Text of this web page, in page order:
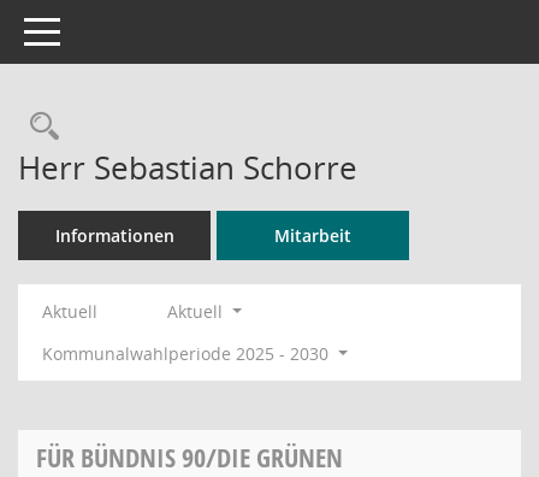
Toggle navigation
Rechercheauswahl
Herr Sebastian Schorre
Informationen Mitarbeit
Aktuell
Aktuell
Kommunalwahlperiode 2025 - 2030
FÜR BÜNDNIS 90/DIE GRÜNEN